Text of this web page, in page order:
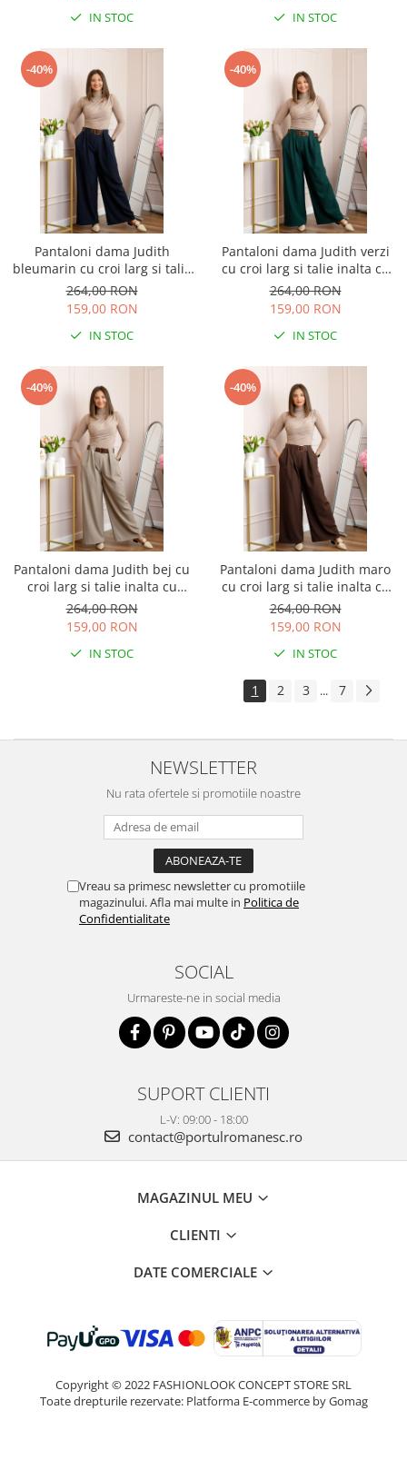
IN STOC IN STOC
-40%
Pantaloni dama Judith
bleumarin cu croi larg si talie
inalta cu curea
264,00 RON
159,00 RON
IN STOC
-40%
Pantaloni dama Judith verzi
cu croi larg si talie inalta cu
curea
264,00 RON
159,00 RON
IN STOC
-40%
Pantaloni dama Judith bej cu
croi larg si talie inalta cu
curea
264,00 RON
159,00 RON
IN STOC
-40%
Pantaloni dama Judith maro
cu croi larg si talie inalta cu
curea
264,00 RON
159,00 RON
IN STOC
1 2 3 ... 7
NEWSLETTER
Nu rata ofertele si promotiile noastre
Vreau sa primesc newsletter cu promotiile
magazinului. Afla mai multe in Politica de
Confidentialitate
SOCIAL
Urmareste-ne in social media
SUPORT CLIENTI
L-V: 09:00 - 18:00
contact@portulromanesc.ro
MAGAZINUL MEU
CLIENTI
DATE COMERCIALE
Copyright © 2022 FASHIONLOOK CONCEPT STORE SRL
Toate drepturile rezervate: Platforma E-commerce by Gomag